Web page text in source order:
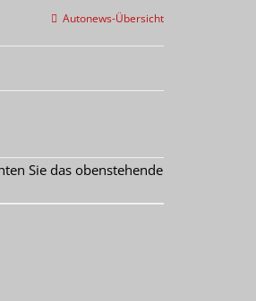
Autonews-Übersicht
Sie das obenstehende